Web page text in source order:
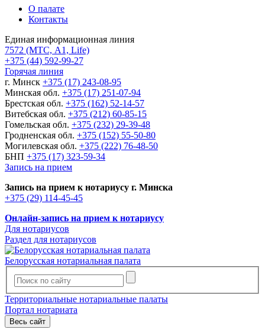
О палате
Контакты
Единая информационная линия
7572 (МТС, A1, Life)
+375 (44) 592-99-27
Горячая линия
г. Минск +375 (17) 243-08-95
Минская обл. +375 (17) 251-07-94
Брестская обл. +375 (162) 52-14-57
Витебская обл. +375 (212) 60-85-15
Гомельская обл. +375 (232) 29-39-48
Гродненская обл. +375 (152) 55-50-80
Могилевская обл. +375 (222) 76-48-50
БНП +375 (17) 323-59-34
Запись на прием
Запись на прием к нотариусу г. Минска
+375 (29) 114-45-45
Онлайн-запись на прием к нотариусу
Для нотариусов
Раздел для нотариусов
Белорусская нотариальная палата
Территориальные нотариальные палаты
Портал нотариата
Весь сайт